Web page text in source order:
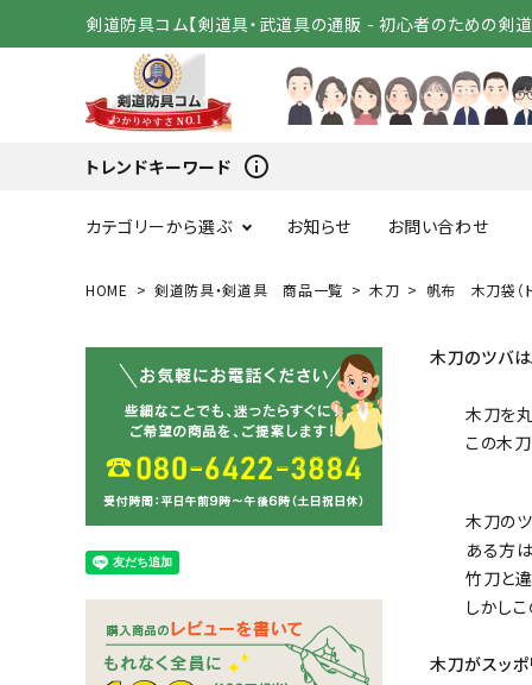
剣道防具コム【剣道具・武道具の通販 - 初心者のための剣
トレンドキーワード info_outline
カテゴリーから選ぶ
変わり胴
剣道着
竹刀袋
ネーム/ゼッケン 手ぬぐ
お知らせ お問い合わせ
HOME 剣道防具・剣道具 商品一覧 木刀 帆布 木刀袋（
木刀のツバは
木刀を
この木
木刀の
ある方
竹刀と
しかし
木刀がスッ